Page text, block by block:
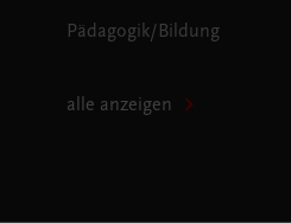
Pädagogik/Bildung
alle anzeigen